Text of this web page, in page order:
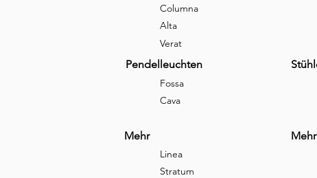
Columna
Alta
Pendelleuchten
Fossa
Cava
Mehr
Linea
Stratum
Mehr
Verat